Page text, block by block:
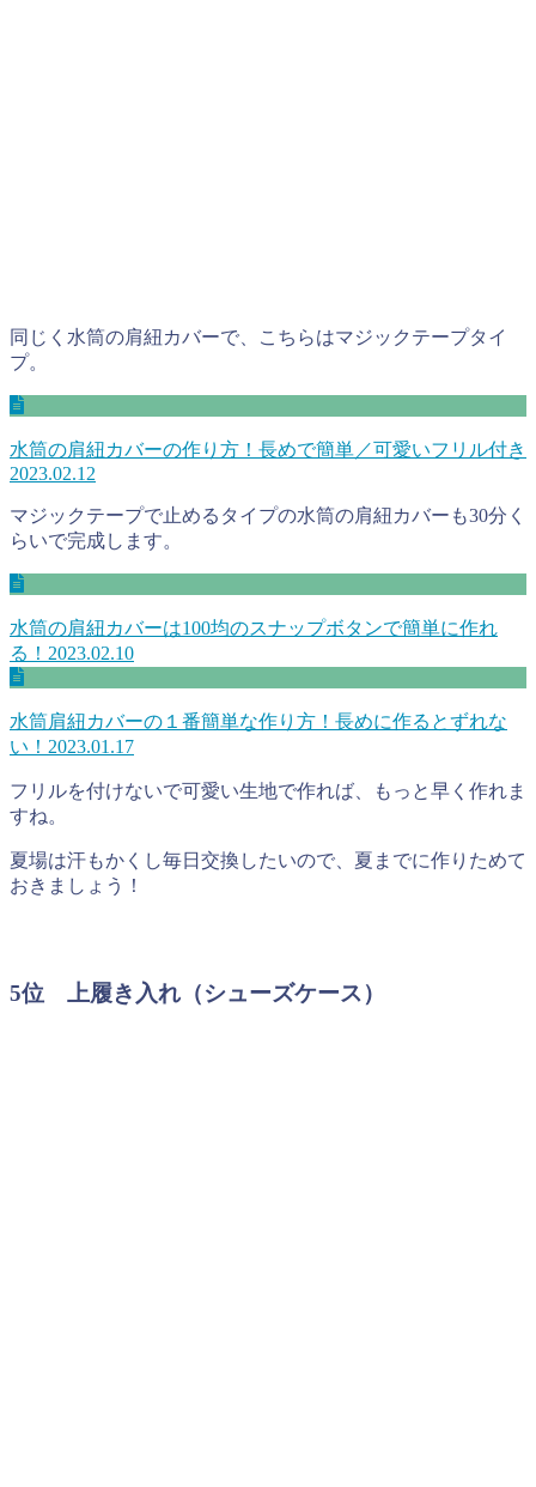
同じく水筒の肩紐カバーで、こちらはマジックテープタイ
プ。
水筒の肩紐カバーの作り方！長めで簡単／可愛いフリル付き
2023.02.12
マジックテープで止めるタイプの水筒の肩紐カバーも30分く
らいで完成します。
水筒の肩紐カバーは100均のスナップボタンで簡単に作れ
る！ 2023.02.10
水筒肩紐カバーの１番簡単な作り方！長めに作るとずれな
い！ 2023.01.17
フリルを付けないで可愛い生地で作れば、もっと早く作れま
すね。
夏場は汗もかくし毎日交換したいので、夏までに作りためて
おきましょう！
5位 上履き入れ（シューズケース）